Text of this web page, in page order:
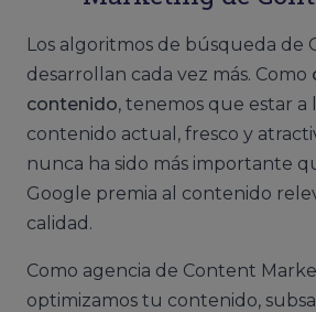
Los algoritmos de búsqueda de
desarrollan cada vez más. Como
contenido, tenemos que estar a
contenido actual, fresco y
nunca ha sido más importante
Google premia al contenido
calidad.
Como agencia de Content
optimizamos tu contenido,